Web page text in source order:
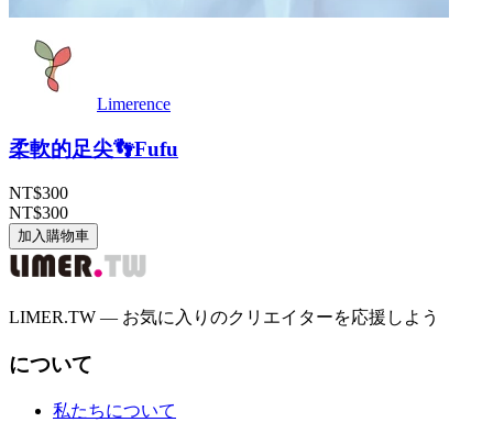
Limerence
柔軟的足尖👣Fufu
NT$300
NT$300
加入購物車
LIMER.TW — お気に入りのクリエイターを応援しよう
について
私たちについて